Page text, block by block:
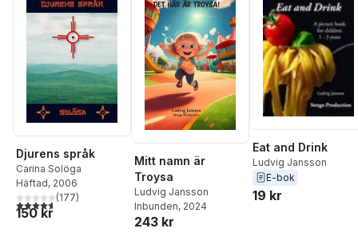
Djurens språk
Carina Solöga
Häftad, 2006
4,6utav 5 stjärnor. Totalt antal röster:
(177)
150 kr
Mitt namn är
Troysa
Ludvig Jansson
Inbunden, 2024
243 kr
Eat and Drink
Ludvig Jansson
E-bok
19 kr